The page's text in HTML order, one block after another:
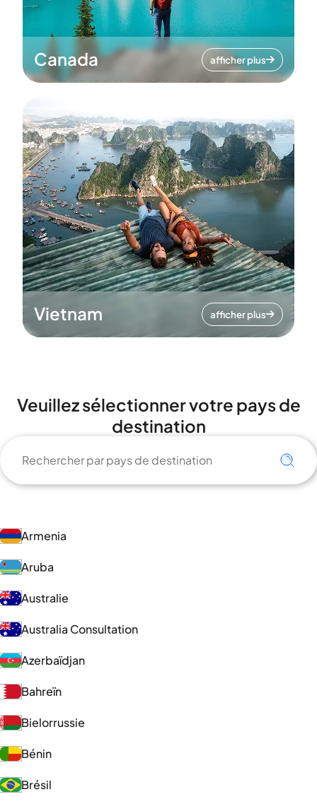
Canada afficher plus
Vietnam afficher plus
Veuillez sélectionner votre pays de
destination
Armenia
Aruba
Australie
Australia Consultation
Azerbaïdjan
Bahreïn
Bielorrussie
Bénin
Brésil